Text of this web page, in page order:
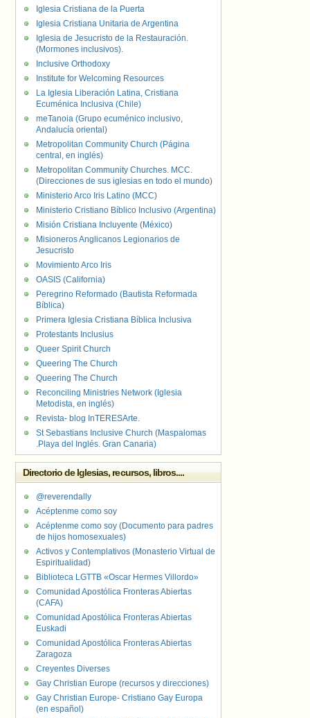
Iglesia Cristiana de la Puerta
Iglesia Cristiana Unitaria de Argentina
Iglesia de Jesucristo de la Restauración.
(Mormones inclusivos).
Inclusive Orthodoxy
Institute for Welcoming Resources
La Iglesia Liberación Latina, Cristiana
Ecuménica Inclusiva (Chile)
meTanoia (Grupo ecuménico inclusivo,
Andalucía oriental)
Metropolitan Community Church (Página
central, en inglés)
Metropolitan Community Churches. MCC.
(Direcciones de sus iglesias en todo el mundo)
Ministerio Arco Iris Latino (MCC)
Ministerio Cristiano Bíblico Inclusivo (Argentina)
Misión Cristiana Incluyente (México)
Misioneros Anglicanos Legionarios de
Jesucristo
Movimiento Arco Iris
OASIS (California)
Peregrino Reformado (Bautista Reformada
Bíblica)
Primera Iglesia Cristiana Bíblica Inclusiva
Protestants Inclusius
Queer Spirit Church
Queering The Church
Queering The Church
Reconciling Ministries Network (Iglesia
Metodista, en inglés)
Revista- blog InTERESArte.
St Sebastians Inclusive Church (Maspalomas
.Playa del Inglés. Gran Canaria)
Directorio de Iglesias, recursos, libros....
@reverendally
Acéptenme como soy
Acéptenme como soy (Documento para padres
de hijos homosexuales)
Activos y Contemplativos (Monasterio Virtual de
Espiritualidad)
Biblioteca LGTTB «Oscar Hermes Villordo»
Comunidad Apostólica Fronteras Abiertas
(CAFA)
Comunidad Apostólica Fronteras Abiertas
Euskadi
Comunidad Apostólica Fronteras Abiertas
Zaragoza
Creyentes Diverses
Gay Christian Europe (recursos y direcciones)
Gay Christian Europe- Cristiano Gay Europa
(en español)